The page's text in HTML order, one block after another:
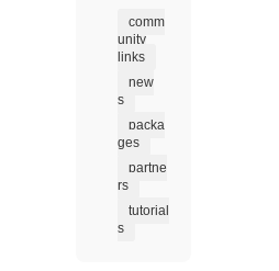
untuk
mempermu
dah proses
pengemba
ngan web
tanpa...
comm
unity
links
new
s
packa
ges
partne
rs
tutorial
s